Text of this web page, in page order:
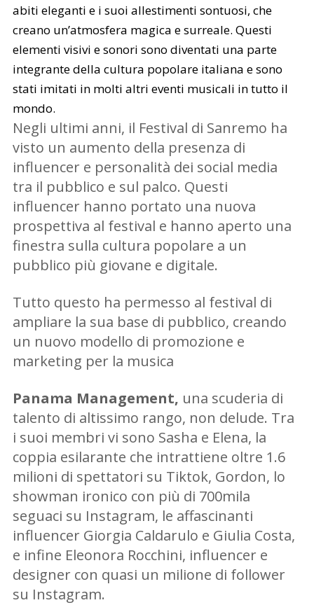
abiti eleganti e i suoi allestimenti sontuosi, che
creano un’atmosfera magica e surreale. Questi
elementi visivi e sonori sono diventati una parte
integrante della cultura popolare italiana e sono
stati imitati in molti altri eventi musicali in tutto il
mondo.
Negli ultimi anni, il Festival di Sanremo ha
visto un aumento della presenza di
influencer e personalità dei social media
tra il pubblico e sul palco. Questi
influencer hanno portato una nuova
prospettiva al festival e hanno aperto una
finestra sulla cultura popolare a un
pubblico più giovane e digitale.
Tutto questo ha permesso al festival di
ampliare la sua base di pubblico, creando
un nuovo modello di promozione e
marketing per la musica
Panama Management, una scuderia di
talento di altissimo rango, non delude. Tra
i suoi membri vi sono Sasha e Elena, la
coppia esilarante che intrattiene oltre 1.6
milioni di spettatori su Tiktok, Gordon, lo
showman ironico con più di 700mila
seguaci su Instagram, le affascinanti
influencer Giorgia Caldarulo e Giulia Costa,
e infine Eleonora Rocchini, influencer e
designer con quasi un milione di follower
su Instagram.